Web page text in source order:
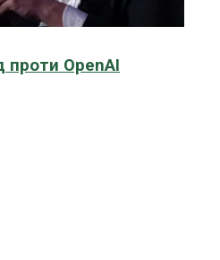
проти OpenAI